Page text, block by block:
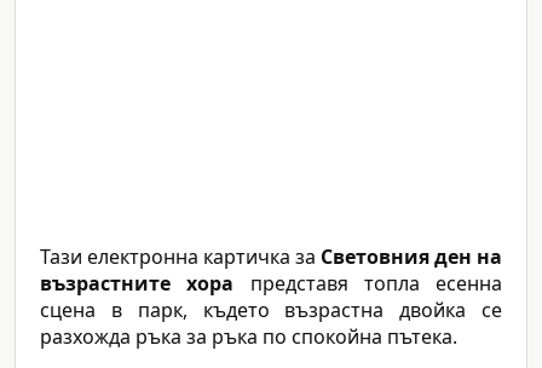
Тази електронна картичка за Световния ден на
възрастните хора представя топла есенна
сцена в парк, където възрастна двойка се
разхожда ръка за ръка по спокойна пътека.